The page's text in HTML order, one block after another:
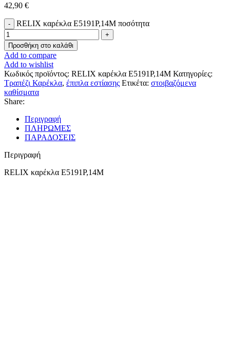
42,90 €
RELIX καρέκλα Ε5191Ρ,14Μ ποσότητα
Προσθήκη στο καλάθι
Add to compare
Add to wishlist
Κωδικός προϊόντος: RELIX καρέκλα Ε5191Ρ,14Μ Κατηγορίες:
Τραπέζι Καρέκλα, έπιπλα εστίασης Ετικέτα: στοιβαζόμενα
καθίσματα
Share:
Περιγραφή
ΠΛΗΡΩΜΕΣ
ΠΑΡΑΔΟΣΕΙΣ
Περιγραφή
RELIX καρέκλα Ε5191Ρ,14Μ